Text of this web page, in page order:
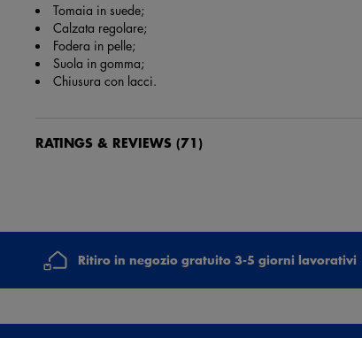
Tomaia in suede;
Calzata regolare;
Fodera in pelle;
Suola in gomma;
Chiusura con lacci.
RATINGS & REVIEWS (71)
il prodotto è bello, ma non è adotto alla mia persona.
Guest
1 anno fa
Ritiro in negozio gratuito 3-5 giorni lavorativi